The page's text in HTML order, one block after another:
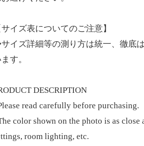
イズ表についてのご注意】
イズ詳細等の測り方は統一、徹底
す。
DESCRIPTION
read carefully before purchasing.
color shown on the photo is as
room lighting, etc.